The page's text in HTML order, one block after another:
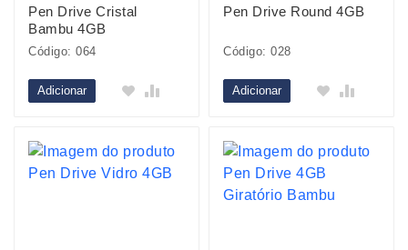
Pen Drive Cristal
Bambu 4GB
Código: 064
Adicionar
Pen Drive Round 4GB
Código: 028
Adicionar